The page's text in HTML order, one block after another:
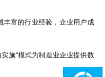
丰富的行业经验，企业用户成
施"模式为制造业企业提供数